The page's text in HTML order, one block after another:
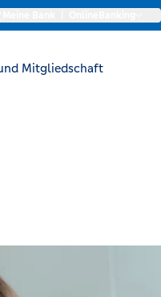
Mitgliedschaft